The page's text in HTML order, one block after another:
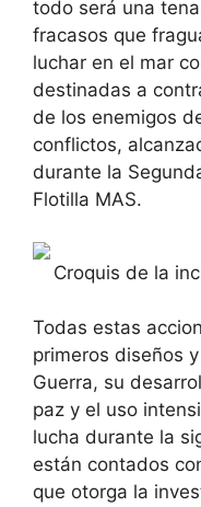
todo será una
fracasos que
luchar en el mar
destinadas a
de los enemigos
conflictos,
durante la
Flotilla MAS.
Croquis de la
Todas estas
primeros diseños
Guerra, su
paz y el uso
lucha durante la
están contados
que otorga la